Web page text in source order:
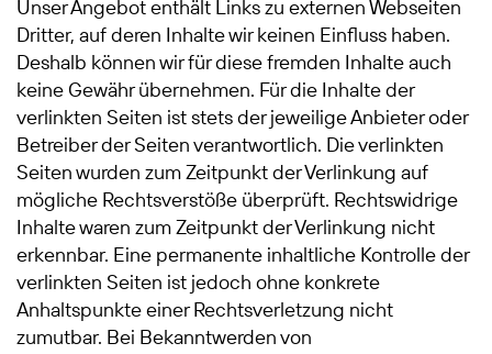
Unser Angebot enthält Links zu externen Webseiten
Dritter, auf deren Inhalte wir keinen Einfluss haben.
Deshalb können wir für diese fremden Inhalte auch
keine Gewähr übernehmen. Für die Inhalte der
verlinkten Seiten ist stets der jeweilige Anbieter oder
Betreiber der Seiten verantwortlich. Die verlinkten
Seiten wurden zum Zeitpunkt der Verlinkung auf
mögliche Rechtsverstöße überprüft. Rechtswidrige
Inhalte waren zum Zeitpunkt der Verlinkung nicht
erkennbar. Eine permanente inhaltliche Kontrolle der
verlinkten Seiten ist jedoch ohne konkrete
Anhaltspunkte einer Rechtsverletzung nicht
zumutbar. Bei Bekanntwerden von